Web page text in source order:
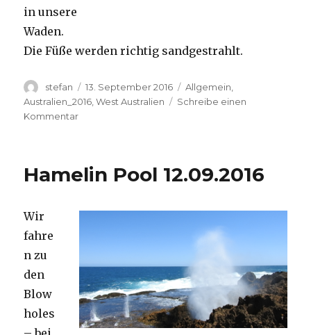
in unsere
Waden.
Die Füße werden richtig sandgestrahlt.
Autor
stefan
Veröffentlicht
am
13. September 2016 Kategorien
Allgemein
Australien_2016 ,West Australien
Schreibe einen
Kommentarzu
Hamelin Pool 12.09.2016
Wir
fahre
n zu
den
Blow
holes